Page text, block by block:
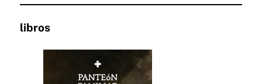
libros